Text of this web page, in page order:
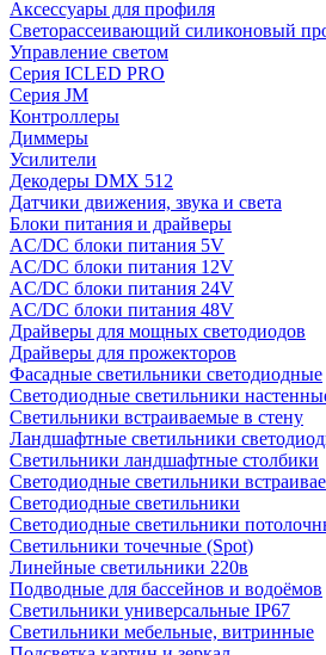
Аксессуары для профиля
Светорассеивающий силиконовый
Управление светом
Серия ICLED PRO
Серия JM
Контроллеры
Диммеры
Усилители
Декодеры DMX 512
Датчики движения, звука и света
Блоки питания и драйверы
AC/DC блоки питания 5V
AC/DC блоки питания 12V
AC/DC блоки питания 24V
AC/DC блоки питания 48V
Драйверы для мощных светодиодов
Драйверы для прожекторов
Фасадные светильники светодиодные
Светодиодные светильники
Светильники встраиваемые в стену
Ландшафтные светильники
Светильники ландшафтные столбики
Светодиодные светильники
Светодиодные светильники
Светодиодные светильники
Светильники точечные (Spot)
Линейные светильники 220в
Подводные для бассейнов и водоёмов
Светильники универсальные IP67
Светильники мебельные, витринные